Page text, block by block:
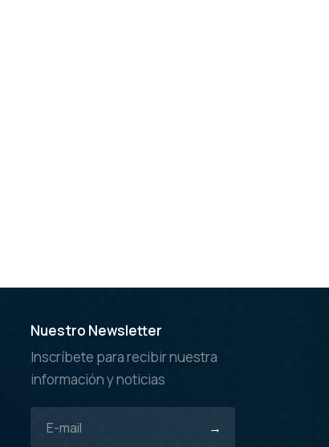
Nuestro Newsletter
Inscríbete para recibir nuestra
información y noticias